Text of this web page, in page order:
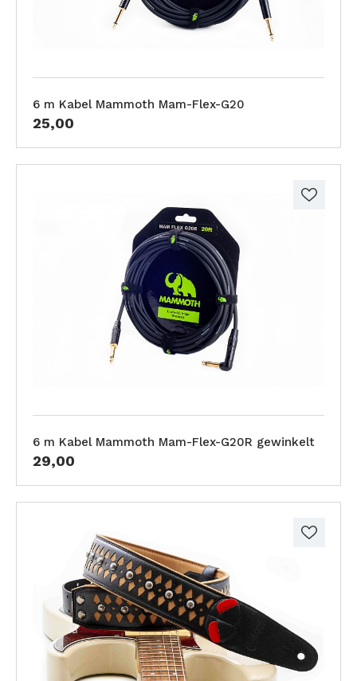
6 m Kabel Mammoth Mam-Flex-G20
25,00
6 m Kabel Mammoth Mam-Flex-G20R gewinkelt
29,00